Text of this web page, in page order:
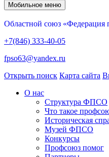
Мобильное меню
Областной союз «Федерация
+7(846) 333-40-05
fpso63@yandex.ru
Открыть поиск Карта сайта
О нас
Структура ФПСО
Что такое
Историческая
Музей ФПСО
Конкурсы
Профсоюз помог